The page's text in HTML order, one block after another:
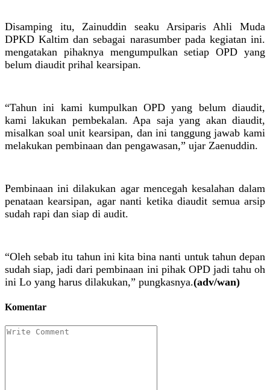
Disamping itu, Zainuddin seaku Arsiparis Ahli Muda
DPKD Kaltim dan sebagai narasumber pada kegiatan ini.
mengatakan pihaknya mengumpulkan setiap OPD yang
belum diaudit prihal kearsipan.
“Tahun ini kami kumpulkan OPD yang belum diaudit,
kami lakukan pembekalan. Apa saja yang akan diaudit,
misalkan soal unit kearsipan, dan ini tanggung jawab kami
melakukan pembinaan dan pengawasan,” ujar Zaenuddin.
Pembinaan ini dilakukan agar mencegah kesalahan dalam
penataan kearsipan, agar nanti ketika diaudit semua arsip
sudah rapi dan siap di audit.
“Oleh sebab itu tahun ini kita bina nanti untuk tahun depan
sudah siap, jadi dari pembinaan ini pihak OPD jadi tahu oh
ini Lo yang harus dilakukan,” pungkasnya.(adv/wan)
Komentar